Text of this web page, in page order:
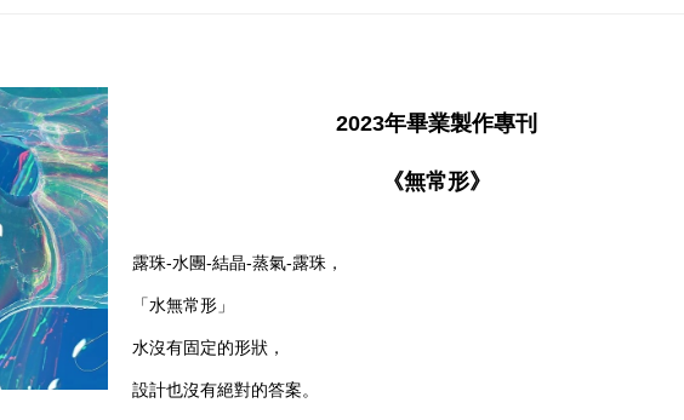
2023年畢業製作專刊
《無常形》
露珠-水團-結晶-蒸氣-露珠，
「水無常形」
水沒有固定的形狀，
設計也沒有絕對的答案。